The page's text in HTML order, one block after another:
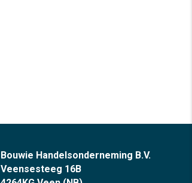
Bouwie Handelsonderneming B.V.
Veensesteeg 16B